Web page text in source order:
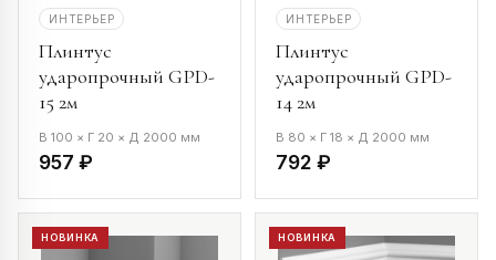
ИНТЕРЬЕР
Плинтус
ударопрочный GPD-
15 2м
В 100 × Г 20 × Д 2000 мм
957 ₽
ИНТЕРЬЕР
Плинтус
ударопрочный GPD-
14 2м
В 80 × Г 18 × Д 2000 мм
792 ₽
НОВИНКА НОВИНКА